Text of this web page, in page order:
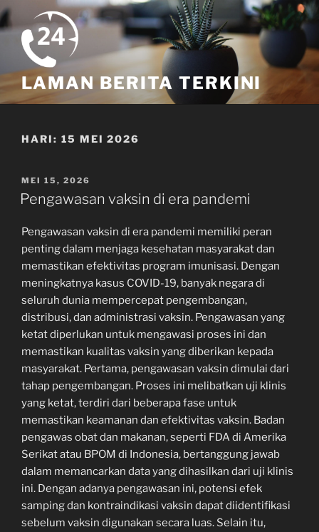
Skip
to
content
LAMAN BERITA TERKINI
HARI: 15 MEI 2026
POSTED
ON
MEI 15, 2026
Pengawasan vaksin di era pandemi
Pengawasan vaksin di era pandemi memiliki peran
penting dalam menjaga kesehatan masyarakat dan
memastikan efektivitas program imunisasi. Dengan
meningkatnya kasus COVID-19, banyak negara di
seluruh dunia mempercepat pengembangan,
distribusi, dan administrasi vaksin. Pengawasan yang
ketat diperlukan untuk mengawasi proses ini dan
memastikan kualitas vaksin yang diberikan kepada
masyarakat. Pertama, pengawasan vaksin dimulai dari
tahap pengembangan. Proses ini melibatkan uji klinis
yang ketat, terdiri dari beberapa fase untuk
memastikan keamanan dan efektivitas vaksin. Badan
pengawas obat dan makanan, seperti FDA di Amerika
Serikat atau BPOM di Indonesia, bertanggung jawab
dalam memancarkan data yang dihasilkan dari uji klinis
ini. Dengan adanya pengawasan ini, potensi efek
samping dan kontraindikasi vaksin dapat diidentifikasi
sebelum vaksin digunakan secara luas. Selain itu,